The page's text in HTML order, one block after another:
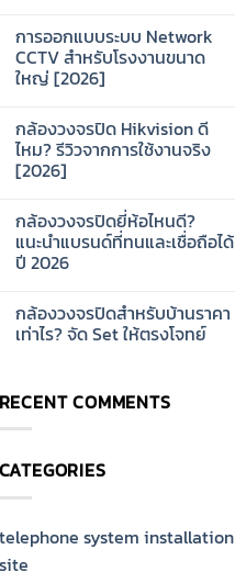
on
Hikvision
รุ่น
ไหน
ซี
รีส์
สำหรับ
บ้าน
และ
การออกแบบระบบ Network
CCTV สำหรับโรงงานขนาด
ใหญ่ [2026]
on
การ
ออกแบบ
ระบบ
สำหรับ
โรงงาน
ขนาด
ใหญ่
[2026]
กล้องวงจรปิด Hikvision ดี
ไหม? รีวิวจากการใช้งานจริง
[2026]
on
กล้อง
วงจรปิด
Hikvision
รีวิว
จาก
การ
[2026]
กล้องวงจรปิดยี่ห้อไหนดี?
แนะนำแบรนด์ที่ทนและเชื่อถือได้
ปี 2026
on
กล้อง
วงจรปิด
แนะนำ
แบรนด์
ที่
เชื่อ
ได้
กล้องวงจรปิดสำหรับบ้านราคา
เท่าไร? จัด Set ให้ตรงโจทย์
กล้อง
วงจรปิด
สำหรับ
เท่าไร?
Set
โจทย์
RECENT COMMENTS
CATEGORIES
telephone system installation
site